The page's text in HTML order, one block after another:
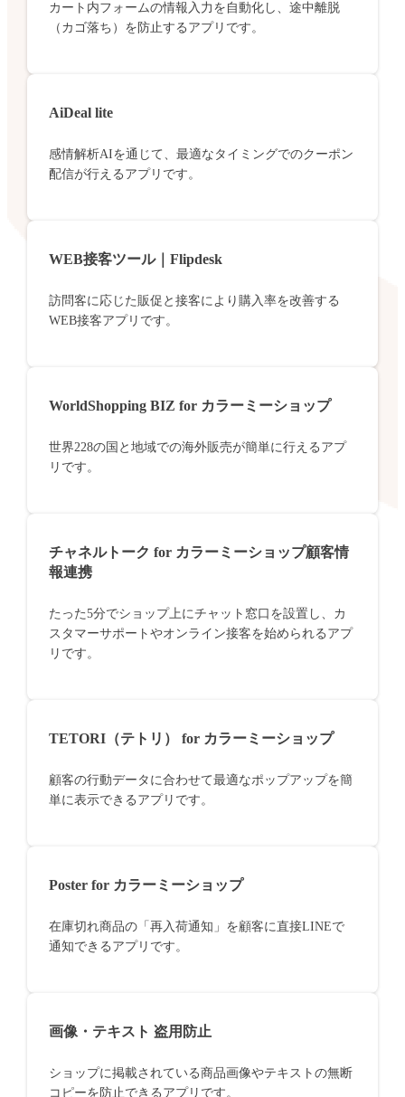
カート内フォームの情報入力を自動化し、途中離脱
（カゴ落ち）を防止するアプリです。
AiDeal lite
感情解析AIを通じて、最適なタイミングでのクーポン
配信が行えるアプリです。
WEB接客ツール｜Flipdesk
訪問客に応じた販促と接客により購入率を改善する
WEB接客アプリです。
WorldShopping BIZ for カラーミーショップ
世界228の国と地域での海外販売が簡単に行えるアプ
リです。
チャネルトーク for カラーミーショップ顧客情
報連携
たった5分でショップ上にチャット窓口を設置し、カ
スタマーサポートやオンライン接客を始められるアプ
リです。
TETORI（テトリ） for カラーミーショップ
顧客の行動データに合わせて最適なポップアップを簡
単に表示できるアプリです。
Poster for カラーミーショップ
在庫切れ商品の「再入荷通知」を顧客に直接LINEで
通知できるアプリです。
画像・テキスト 盗用防止
ショップに掲載されている商品画像やテキストの無断
コピーを防止できるアプリです。